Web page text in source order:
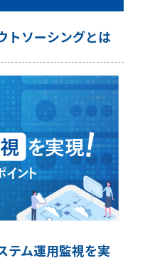
トソーシングとは
テム運用監視を実